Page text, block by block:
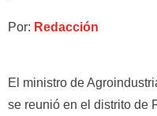
Por: Redacción
El ministro de
se reunió en el distrito de